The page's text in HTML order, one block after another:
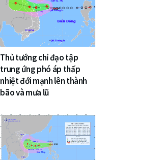
Thủ tướng chỉ đạo tập
trung ứng phó áp thấp
nhiệt đới mạnh lên thành
bão và mưa lũ